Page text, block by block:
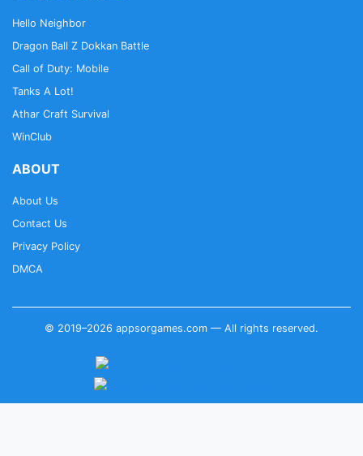
Hello Neighbor
Dragon Ball Z Dokkan Battle
Call of Duty: Mobile
Tanks A Lot!
Athar Craft Survival
WinClub
ABOUT
About Us
Contact Us
Privacy Policy
DMCA
© 2019–2026 appsorgames.com — All rights reserved.